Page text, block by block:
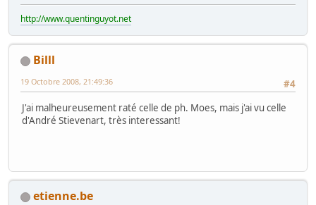
http://www.quentinguyot.net
Billl
#4
19 Octobre 2008, 21:49:36
J'ai malheureusement raté celle de ph. Moes, mais j'ai vu celle
d'André Stievenart, très interessant!
etienne.be